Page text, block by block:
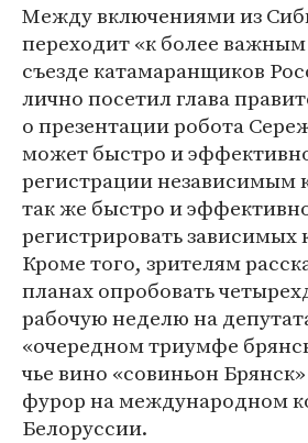
Между включениями из
переходит «к более
съезде катамаранщиков
лично посетил глава
о презентации робота
может быстро и
регистрации независимым
так же быстро и
регистрировать зависимых
Кроме того, зрителям
планах опробовать
рабочую неделю на
«очередном триумфе
чье вино «совиньон
фурор на международном
Белоруссии.